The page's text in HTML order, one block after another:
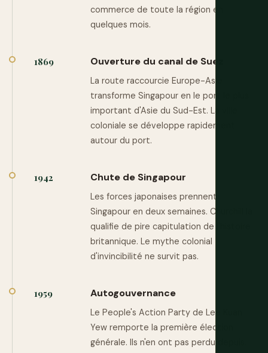
commerce de toute la région en
quelques mois.
1869 Ouverture du canal de Suez
La route raccourcie Europe-Asie
transforme Singapour en le port le plus
important d'Asie du Sud-Est. La ville
coloniale se développe rapidement
autour du port.
1942 Chute de Singapour
Les forces japonaises prennent
Singapour en deux semaines. Churchill la
qualifie de pire capitulation de l'histoire
britannique. Le mythe colonial
d'invincibilité ne survit pas.
1959 Autogouvernance
Le People's Action Party de Lee Kuan
Yew remporte la première élection
générale. Ils n'en ont pas perdu depuis.